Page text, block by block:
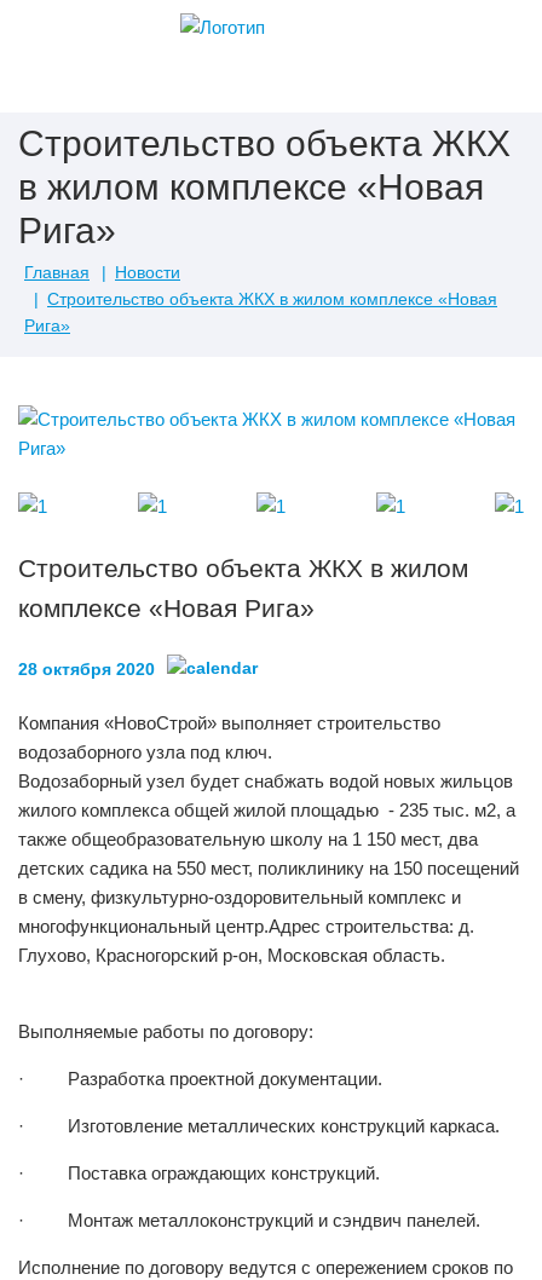
Строительство объекта ЖКХ
в жилом комплексе «Новая
Рига»
Главная
Новости
Строительство объекта ЖКХ в жилом комплексе «Новая
Рига»
Строительство объекта ЖКХ в жилом
комплексе «Новая Рига»
28 октября 2020
Компания «НовоСтрой» выполняет строительство
водозаборного узла под ключ.
Водозаборный узел будет снабжать водой новых жильцов
жилого комплекса общей жилой площадью - 235 тыс. м2, а
также общеобразовательную школу на 1 150 мест, два
детских садика на 550 мест, поликлинику на 150 посещений
в смену, физкультурно-оздоровительный комплекс и
многофункциональный центр.Адрес строительства: д.
Глухово, Красногорский р-он, Московская область.
Выполняемые работы по договору:
· Разработка проектной документации.
· Изготовление металлических конструкций каркаса.
· Поставка ограждающих конструкций.
· Монтаж металлоконструкций и сэндвич панелей.
Исполнение по договору ведутся с опережением сроков по